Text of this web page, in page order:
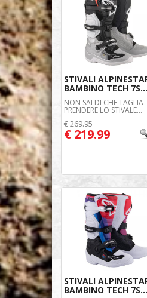
STIVALI
BAMBINO TECH 7S...
NON SAI DI CHE TAGLIA
PRENDERE LO STIVALE...
€ 269.95
€ 219.99
STIVALI
BAMBINO TECH 7S...